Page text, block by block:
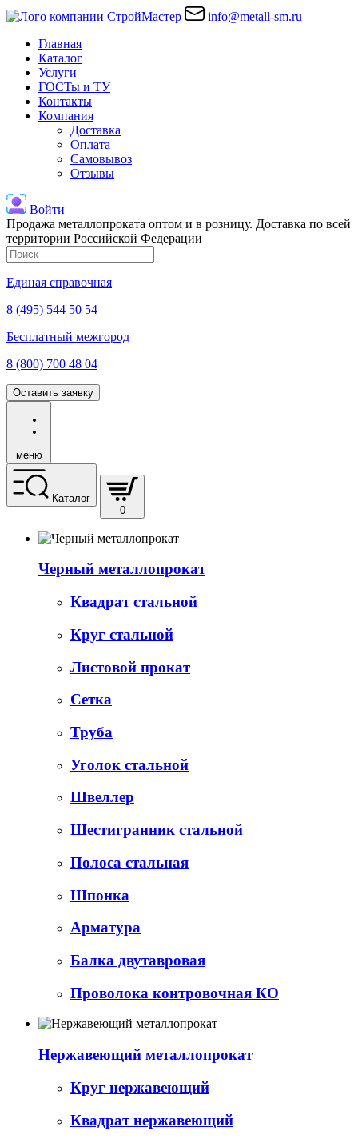
info@metall-sm.ru
Главная
Каталог
Услуги
ГОСТы и ТУ
Контакты
Компания
Доставка
Оплата
Самовывоз
Отзывы
Войти
Продажа металлопроката оптом и в розницу. Доставка по всей
территории Российской Федерации
Единая справочная
8 (495) 544 50 54
Бесплатный межгород
8 (800) 700 48 04
Оставить заявку
меню
Каталог
0
Черный металлопрокат
Квадрат стальной
Круг стальной
Листовой прокат
Сетка
Труба
Уголок стальной
Швеллер
Шестигранник стальной
Полоса стальная
Шпонка
Арматура
Балка двутавровая
Проволока контровочная КО
Нержавеющий металлопрокат
Круг нержавеющий
Квадрат нержавеющий